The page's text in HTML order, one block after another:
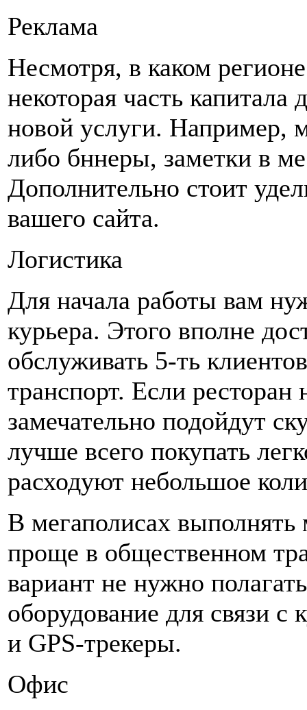
Реклама
Несмотря, в каком
некоторая часть
новой услуги. Например,
либо бннеры, заметки в
Дополнительно стоит
вашего сайта.
Логистика
Для начала работы вам
курьера. Этого вполне
обслуживать 5-ть
транспорт. Если ресторан
замечательно подойдут
лучше всего покупать
расходуют небольшое
В мегаполисах выполнять
проще в общественном
вариант не нужно
оборудование для связи
и GPS-трекеры.
Офис